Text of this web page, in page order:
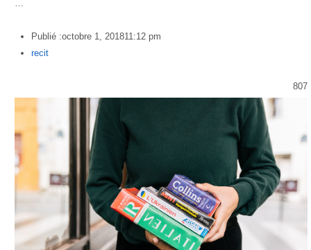
Publié :octobre 1, 201811:12 pm
Author
recit
807